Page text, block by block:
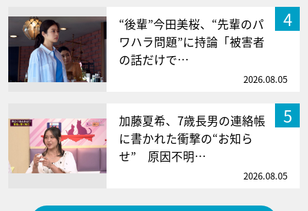
4
“後輩”今田美桜、“先輩のパ
ワハラ問題”に持論「被害者
の話だけで…
2026.08.05
5
加藤夏希、7歳長男の連絡帳
に書かれた衝撃の“お知ら
せ” 原因不明…
2026.08.05